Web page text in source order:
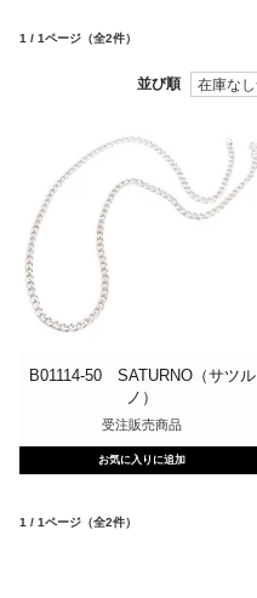
1 / 1ページ （全2件）
B01114-50 SATURNO（サツル
ノ）
受注販売商品
1 / 1ページ （全2件）